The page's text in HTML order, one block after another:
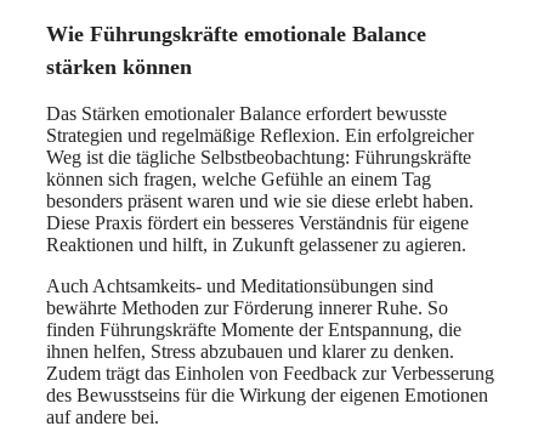
Wie Führungskräfte emotionale Balance
stärken können
Das Stärken emotionaler Balance erfordert bewusste
Strategien und regelmäßige Reflexion. Ein erfolgreicher
Weg ist die tägliche Selbstbeobachtung: Führungskräfte
können sich fragen, welche Gefühle an einem Tag
besonders präsent waren und wie sie diese erlebt haben.
Diese Praxis fördert ein besseres Verständnis für eigene
Reaktionen und hilft, in Zukunft gelassener zu agieren.
Auch Achtsamkeits- und Meditationsübungen sind
bewährte Methoden zur Förderung innerer Ruhe. So
finden Führungskräfte Momente der Entspannung, die
ihnen helfen, Stress abzubauen und klarer zu denken.
Zudem trägt das Einholen von Feedback zur Verbesserung
des Bewusstseins für die Wirkung der eigenen Emotionen
auf andere bei.